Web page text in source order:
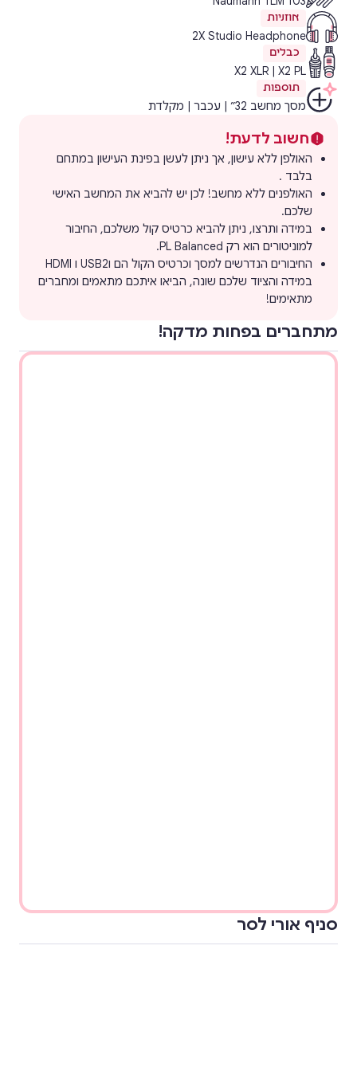
מוזמן בנפרד. יש לבדוק זמינות בהתאם לסשן שלכם.
משדרג כל סשן במחיר זול במיוחד.
פרה-אמפים נקיים ושמע מדויק יותר בכל הקלטה.
מוזמן בנפרד. יש לבדוק זמינות בהתאם לסשן שלכם.
הזמנת שדרוג
אוזניות
2X Studio Headphone
כבלים
X2 XLR | X2 PL
תוספות
מסך מחשב 32״ | עכבר | מקלדת
חשוב לדעת!
האולפן ללא עישון, אך ניתן לעשן בפינת העישון במתחם
בלבד .
האולפנים ללא מחשב! לכן יש להביא את המחשב האישי
שלכם.
במידה ותרצו, ניתן להביא כרטיס קול משלכם, החיבור
למוניטורים הוא רק PL Balanced.
החיבורים הנדרשים למסך וכרטיס הקול הם וUSB2 ו HDMI
במידה והציוד שלכם שונה, הביאו איתכם מתאמים ומחברים
מתאימים!
מתחברים בפחות מדקה!
סניף אורי לסר